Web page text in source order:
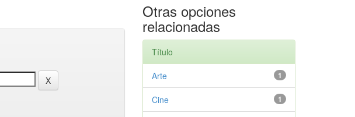
Otras opciones
relacionadas
Título
1
Arte
1
Cine